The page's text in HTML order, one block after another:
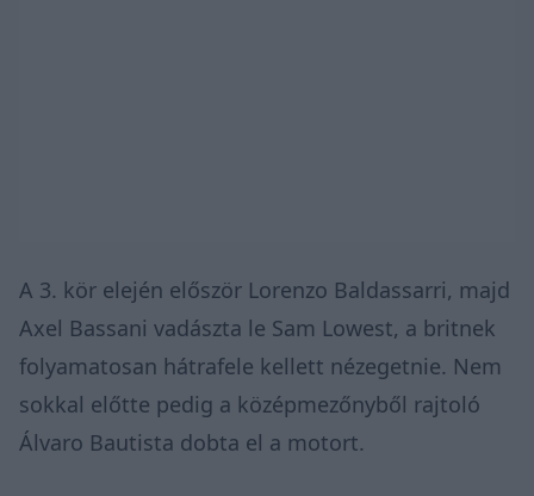
A 3. kör elején először Lorenzo Baldassarri, majd
Axel Bassani vadászta le Sam Lowest, a britnek
folyamatosan hátrafele kellett nézegetnie. Nem
sokkal előtte pedig a középmezőnyből rajtoló
Álvaro Bautista dobta el a motort.